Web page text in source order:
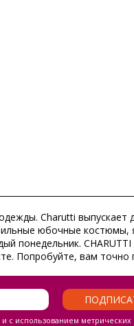
Charutti выпускает
юбочные костюмы,
понедельник.
Попробуйте, вам точно
и с использованием